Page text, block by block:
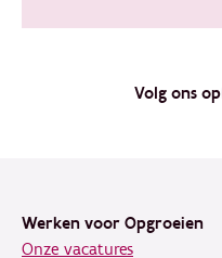
Volg ons op
Werken voor Opgroeien
Onze vacatures